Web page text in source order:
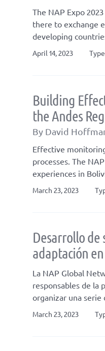
The NAP Expo
there to exchange
developing
April 14, 2023
Building
the Andes
By David
Effective
processes. The
experiences in
March 23, 2023
Desarrollo de
adaptación
La NAP Global
responsables de la
organizar una serie
March 23, 2023